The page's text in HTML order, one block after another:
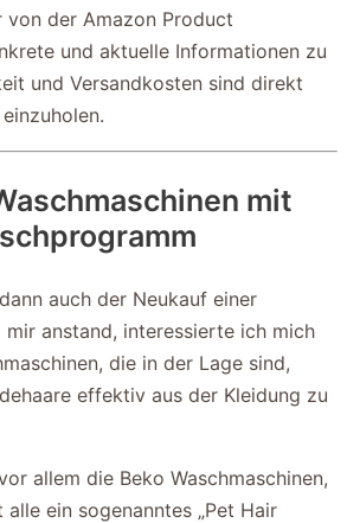
von der Amazon Product
und aktuelle Informationen zu
und Versandkosten sind direkt
mit
auch der Neukauf einer
mir anstand, interessierte ich mich
die in der Lage sind,
effektiv aus der Kleidung zu
allem die Beko Waschmaschinen,
ein sogenanntes „Pet Hair